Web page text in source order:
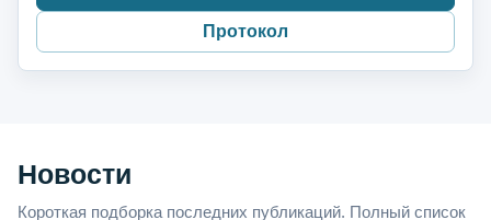
Протокол
Новости
Короткая подборка последних публикаций. Полный список